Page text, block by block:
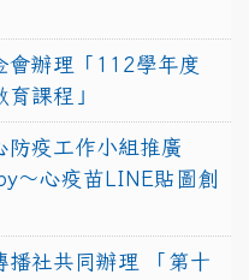
會辦理「112學年度
課程」
防疫工作小組推廣
〜心疫苗LINE貼圖創
播社共同辦理 「第十